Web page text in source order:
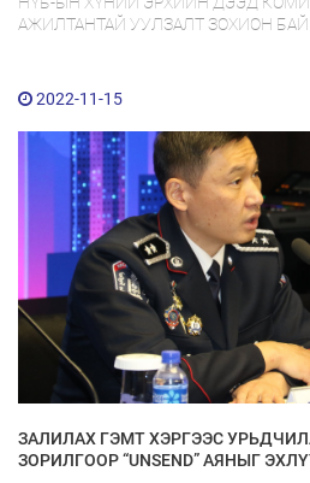
АЖИЛТАНТАЙ УУЛЗАЛТ ЗОХИОН
2022-11-15
ЗАЛИЛАХ ГЭМТ ХЭРГЭЭС
ЗОРИЛГООР “UNSEND” АЯНЫГ